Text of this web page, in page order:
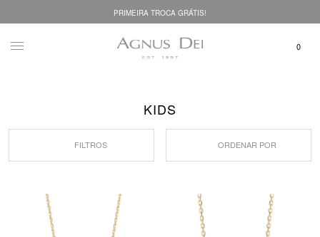
PRIMEIRA TROCA GRÁTIS!
KIDS
FILTROS ORDENAR POR